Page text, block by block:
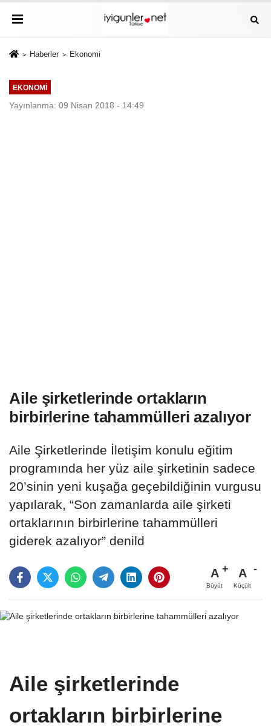
Haberler Ekonomi
EKONOMI
Yayınlanma: 09 Nisan 2018 - 14:49
Aile şirketlerinde ortakların
birbirlerine tahammülleri azalıyor
Aile Şirketlerinde İletişim konulu eğitim
programında her yüz aile şirketinin sadece
20’sinin yeni kuşağa geçebildiğinin vurgusu
yapılarak, “Son zamanlarda aile şirketi
ortaklarının birbirlerine tahammülleri
giderek azalıyor” denild
A
Büyüt
A
Küçült
Aile şirketlerinde
ortakların birbirlerine